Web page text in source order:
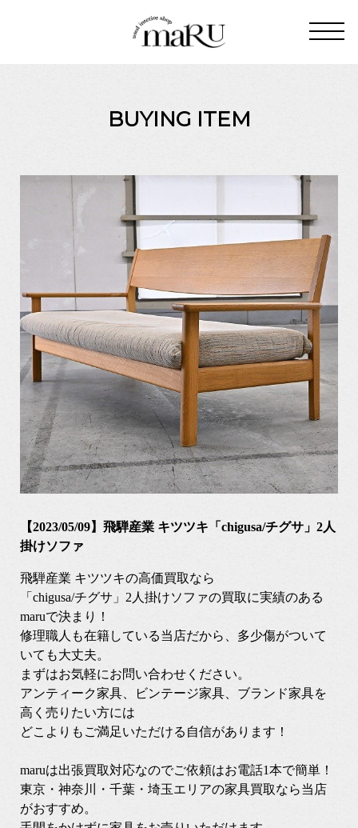
BUYING ITEM
【2023/05/09】飛騨産業 キツツキ「chigusa/チグサ」2人
掛けソファ
飛騨産業 キツツキの高価買取なら
「chigusa/チグサ」2人掛けソファの買取に実績のある
maruで決まり！
修理職人も在籍している当店だから、多少傷がついて
いても大丈夫。
まずはお気軽にお問い合わせください。
アンティーク家具、ビンテージ家具、ブランド家具を
高く売りたい方には
どこよりもご満足いただける自信があります！
maruは出張買取対応なのでご依頼はお電話1本で簡単！
東京・神奈川・千葉・埼玉エリアの家具買取なら当店
がおすすめ。